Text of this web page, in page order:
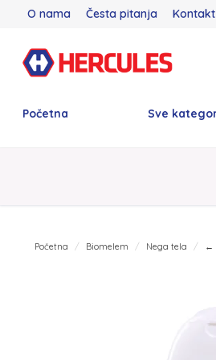
O nama Česta pitanja Kontakt
Početna Sve
Početna Biomelem Nega tela ←